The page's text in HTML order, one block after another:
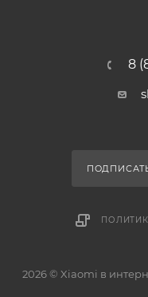
8
2026 © Xiaomi в